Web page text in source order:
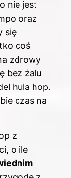
nie jest
oraz
się
coś
zdrowy
bez żalu
hula hop.
czas na
z
o ile